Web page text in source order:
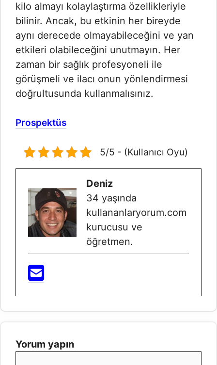
kilo almayı kolaylaştırma özellikleriyle
bilinir. Ancak, bu etkinin her bireyde
aynı derecede olmayabileceğini ve yan
etkileri olabileceğini unutmayın. Her
zaman bir sağlık profesyoneli ile
görüşmeli ve ilacı onun yönlendirmesi
doğrultusunda kullanmalısınız.
Prospektüs
5/5 - (Kullanıcı Oyu)
Deniz
34 yaşında
kullananlaryorum.com
kurucusu ve
öğretmen.
Yorum yapın